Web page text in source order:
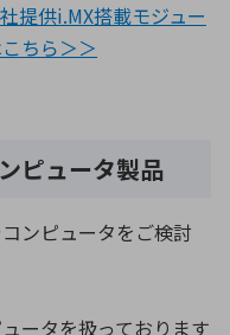
提供i.MX搭載モジュー
ちら＞＞
ピュータ製品
ンピュータをご検討
ータを扱っております